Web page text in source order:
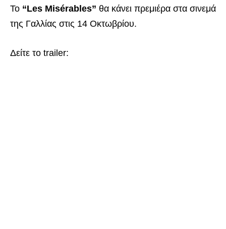
Το “Les Misérables” θα κάνει πρεμιέρα στα σινεμά
της Γαλλίας στις 14 Οκτωβρίου.
Δείτε το trailer: